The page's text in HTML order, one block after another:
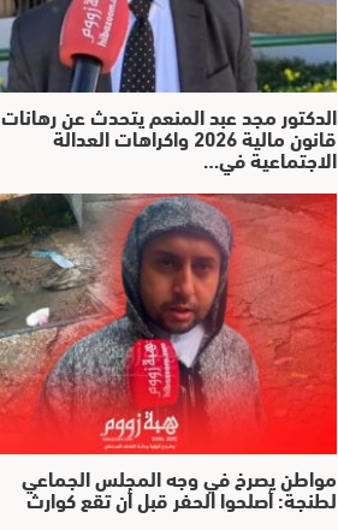
الدكتور مجد عبد المنعم يتحدث عن رهانات
قانون مالية 2026 واكراهات العدالة
الاجتماعية في…
مواطن يصرخ في وجه المجلس الجماعي
لطنجة: أصلحوا الحفر قبل أن تقع كوارث